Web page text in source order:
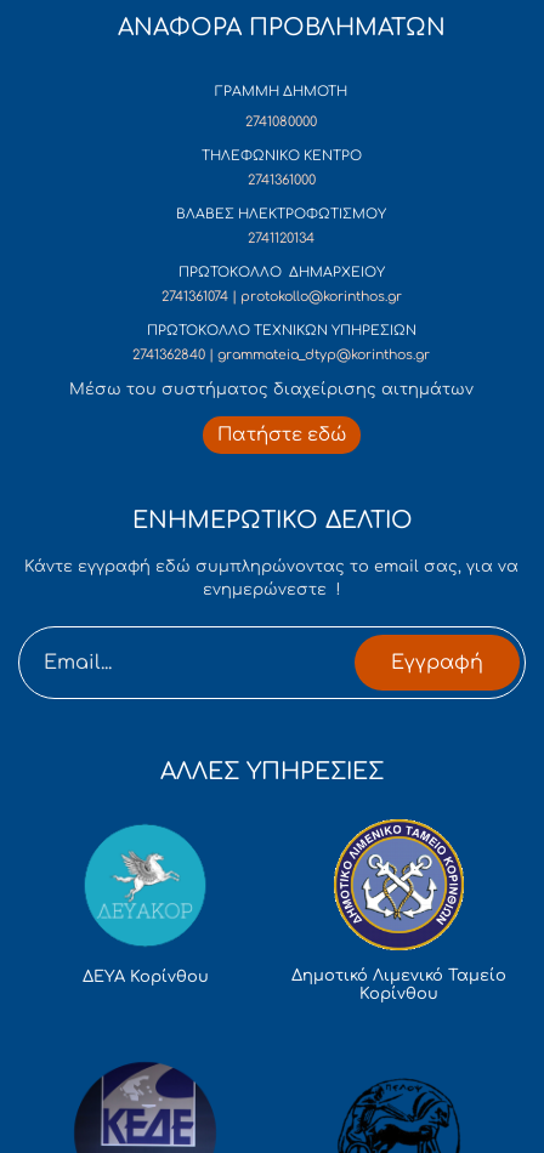
ΑΝΑΦΟΡΑ ΠΡΟΒΛΗΜΑΤΩΝ
ΓΡΑΜΜΗ ΔΗΜΟΤΗ
2741080000
ΤΗΛΕΦΩΝΙΚΟ ΚΕΝΤΡΟ
2741361000
ΒΛΑΒΕΣ ΗΛΕΚΤΡΟΦΩΤΙΣΜΟΥ
2741120134
ΠΡΩΤΟΚΟΛΛΟ ΔΗΜΑΡΧΕΙΟΥ
2741361074 | protokollo@korinthos.gr
ΠΡΩΤΟΚΟΛΛΟ ΤΕΧΝΙΚΩΝ ΥΠΗΡΕΣΙΩΝ
2741362840 | grammateia_dtyp@korinthos.gr
Mέσω του συστήματος διαχείρισης αιτημάτων
Πατήστε εδώ
ΕΝΗΜΕΡΩΤΙΚΟ ΔΕΛΤΙΟ
Κάντε εγγραφή εδώ συμπληρώνοντας το email σας, για να
ενημερώνεστε !
Εγγραφή
ΑΛΛΕΣ ΥΠΗΡΕΣΙΕΣ
ΔΕΥΑ Κορίνθου
Δημοτικό Λιμενικό Ταμείο
Κορίνθου